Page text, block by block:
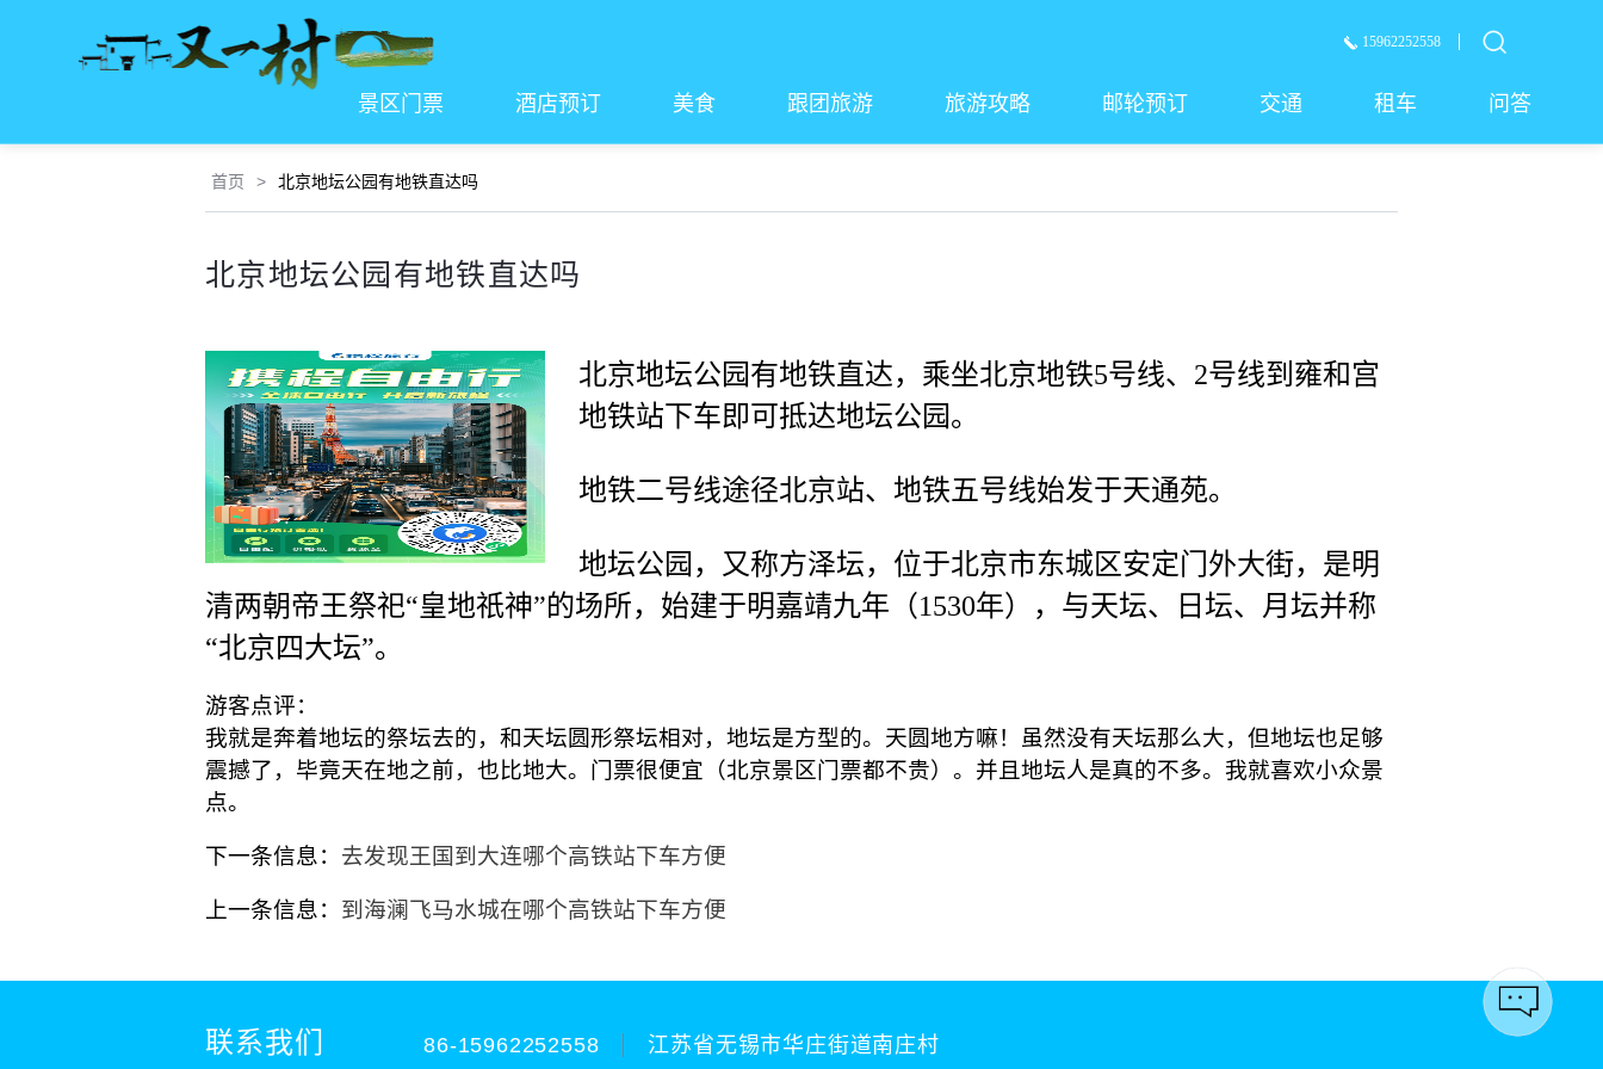
15962252558
景区门票 酒店预订 美食 跟团旅游 旅游攻略 邮轮预订 交通 租车 问答
首页 > 北京地坛公园有地铁直达吗
北京地坛公园有地铁直达吗
北京地坛公园有地铁直达，乘坐北京地铁5号线、2号线到雍和宫
地铁站下车即可抵达地坛公园。
地铁二号线途径北京站、地铁五号线始发于天通苑。
地坛公园，又称方泽坛，位于北京市东城区安定门外大街，是明
清两朝帝王祭祀“皇地祇神”的场所，始建于明嘉靖九年（1530年），与天坛、日坛、月坛并称
“北京四大坛”。
游客点评：
我就是奔着地坛的祭坛去的，和天坛圆形祭坛相对，地坛是方型的。天圆地方嘛！虽然没有天坛那么大，但地坛也足够
震撼了，毕竟天在地之前，也比地大。门票很便宜（北京景区门票都不贵）。并且地坛人是真的不多。我就喜欢小众景
点。
下一条信息： 去发现王国到大连哪个高铁站下车方便
上一条信息： 到海澜飞马水城在哪个高铁站下车方便
联系我们 86-15962252558 江苏省无锡市华庄街道南庄村